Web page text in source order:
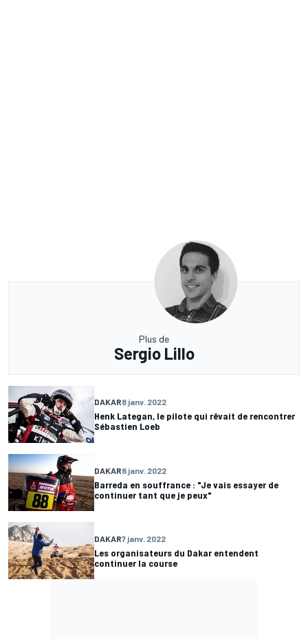
Plus de
Sergio Lillo
DAKAR8 janv. 2022
Henk Lategan, le pilote qui rêvait de rencontrer
Sébastien Loeb
DAKAR8 janv. 2022
Barreda en souffrance : "Je vais essayer de
continuer tant que je peux"
DAKAR7 janv. 2022
Les organisateurs du Dakar entendent
continuer la course